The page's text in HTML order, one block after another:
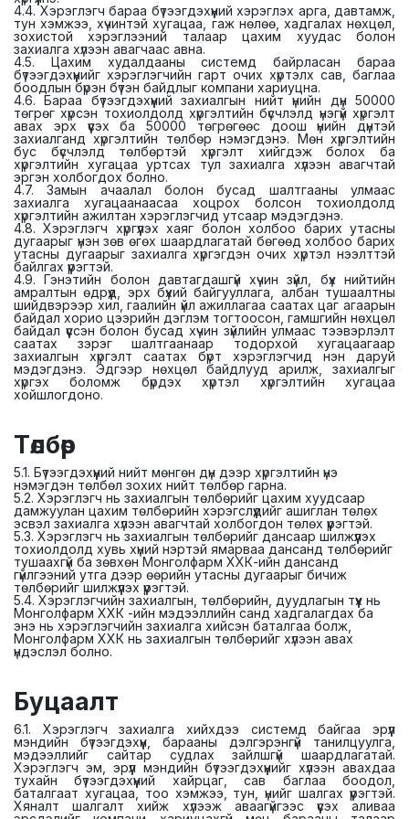
4.4. Хэрэглэгч бараа бүтээгдэхүүний хэрэглэх арга, давтамж,
тун хэмжээ, хүчинтэй хугацаа, гаж нөлөө, хадгалах нөхцөл,
зохистой хэрэглээний талаар цахим хуудас болон
захиалга хүлээн авагчаас авна.
4.5. Цахим худалдааны системд байрласан бараа
бүтээгдэхүүнийг хэрэглэгчийн гарт очих хүртэлх сав, баглаа
боодлын бүрэн бүтэн байдлыг компани хариуцна.
4.6. Бараа бүтээгдэхүүний захиалгын нийт үнийн дүн 50000
төгрөг хүрсэн тохиолдолд хүргэлтийн бүсчлэлд үнэгүй хүргэлт
авах эрх үүсэх ба 50000 төгрөгөөс доош үнийн дүнтэй
захиалганд хүргэлтийн төлбөр нэмэгдэнэ. Мөн хүргэлтийн
бус бүсчлэлд төлбөртэй хүргэлт хийгдэж болох ба
хүргэлтийн хугацаа уртсах тул захиалга хүлээн авагчтай
эргэн холбогдох болно.
4.7. Замын ачаалал болон бусад шалтгааны улмаас
захиалга хугацаанаасаа хоцрох болсон тохиолдолд
хүргэлтийн ажилтан хэрэглэгчид утсаар мэдэгдэнэ.
4.8. Хэрэглэгч хүргүүлэх хаяг болон холбоо барих утасны
дугаарыг үнэн зөв өгөх шаардлагатай бөгөөд холбоо барих
утасны дугаарыг захиалга хүргэгдэн очих хүртэл нээлттэй
байлгах үүрэгтэй.
4.9. Гэнэтийн болон давтагдашгүй хүчин зүйл, бүх нийтийн
амралтын өдрүүд, эрх бүхий байгууллага, албан тушаалтны
шийдвэрээр хил, гаалийн үйл ажиллагаа саатах цаг агаарын
байдал хорио цээрийн дэглэм тогтоосон, гамшгийн нөхцөл
байдал үүссэн болон бусад хүчин зүйлийн улмаас тээвэрлэлт
саатах зэрэг шалтгаанаар тодорхой хугацаагаар
захиалгын хүргэлт саатах бүрт хэрэглэгчид нэн даруй
мэдэгдэнэ. Эдгээр нөхцөл байдлууд арилж, захиалгыг
хүргэх боломж бүрдэх хүртэл хүргэлтийн хугацаа
хойшлогдоно.
Төлбөр
5.1. Бүтээгдэхүүний нийт мөнгөн дүн дээр хүргэлтийн үнэ
нэмэгдэн төлбөл зохих нийт төлбөр гарна.
5.2. Хэрэглэгч нь захиалгын төлбөрийг цахим хуудсаар
дамжуулан цахим төлбөрийн хэрэгслүүдийг ашиглан төлөх
эсвэл захиалга хүлээн авагчтай холбогдон төлөх үүрэгтэй.
5.3. Хэрэглэгч нь захиалгын төлбөрийг дансаар шилжүүлэх
тохиолдолд хувь хүний нэртэй ямарваа дансанд төлбөрийг
тушаахгүй ба зөвхөн Монголфарм ХХК-ийн дансанд
гүйлгээний утга дээр өөрийн утасны дугаарыг бичиж
төлбөрийг шилжүүлэх үүрэгтэй.
5.4. Хэрэглэгчийн захиалгын, төлбөрийн, дуудлагын түүх нь
Монголфарм ХХК -ийн мэдээллийн санд хадгалагдах ба
энэ нь хэрэглэгчийн захиалга хийсэн баталгаа болж,
Монголфарм ХХК нь захиалгын төлбөрийг хүлээн авах
үндэслэл болно.
Буцаалт
6.1. Хэрэглэгч захиалга хийхдээ системд байгаа эрүүл
мэндийн бүтээгдэхүүн, барааны дэлгэрэнгүй танилцуулга,
мэдээллийг сайтар судлах зайлшгүй шаардлагатай.
Хэрэглэгч эм, эрүүл мэндийн бүтээгдэхүүнийг хүлээн авахдаа
тухайн бүтээгдэхүүний хайрцаг, сав баглаа боодол,
баталгаат хугацаа, тоо хэмжээ, тун, үнийг шалгах үүрэгтэй.
Хяналт шалгалт хийж хүлээж аваагүйгээс үүсэх аливаа